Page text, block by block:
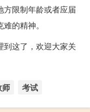
方限制年龄或者应届
的精神。
到这了，欢迎大家关
师 考试